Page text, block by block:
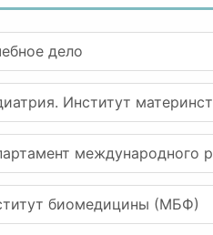
дело
Институт
международного
биомедицины (МБФ)